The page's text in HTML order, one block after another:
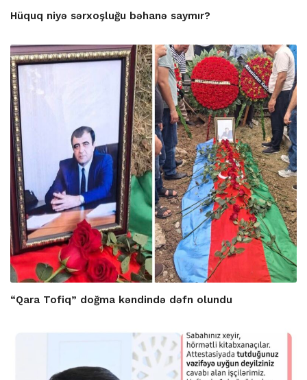
Hüquq niyə sərxoşluğu bəhanə saymır?
“Qara Tofiq” doğma kəndində dəfn olundu